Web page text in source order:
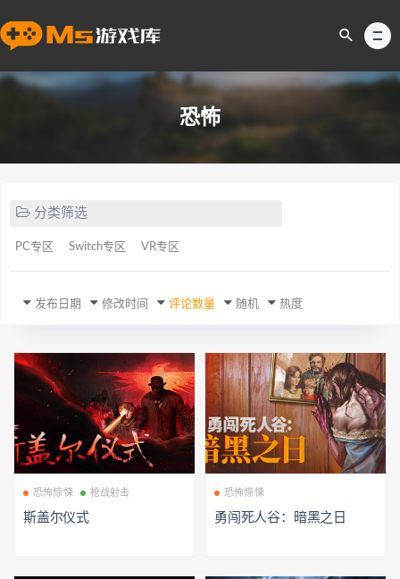
恐怖
分类筛选
PC专区 Switch专区 VR专区
发布日期 修改时间 评论数量 随机 热度
恐怖惊悚 枪战射击
斯盖尔仪式
恐怖惊悚
勇闯死人谷：暗黑之日